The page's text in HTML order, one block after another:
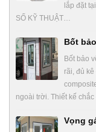
lắp đặt
SỐ KỸ THUẬT…
Bốt
Bốt bảo
rãi, đủ
ngoài trời. Thiết kế
Vọng